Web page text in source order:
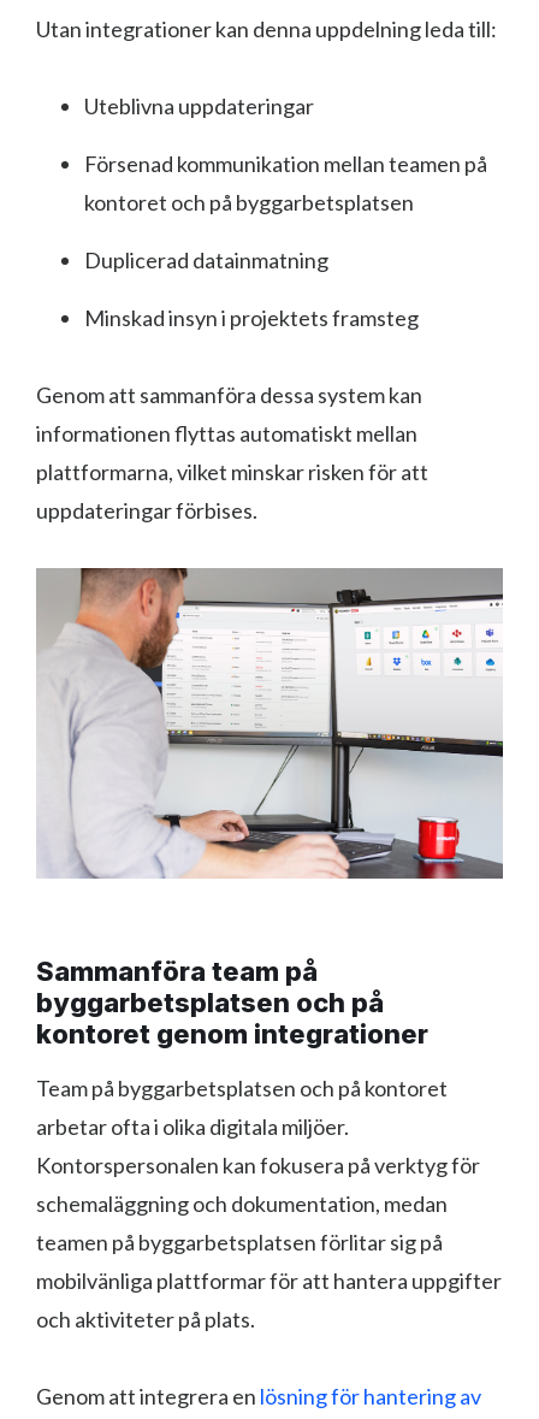
Utan integrationer kan denna uppdelning leda till:
Uteblivna uppdateringar
Försenad kommunikation mellan teamen på
kontoret och på byggarbetsplatsen
Duplicerad datainmatning
Minskad insyn i projektets framsteg
Genom att sammanföra dessa system kan
informationen flyttas automatiskt mellan
plattformarna, vilket minskar risken för att
uppdateringar förbises.
Sammanföra team på
byggarbetsplatsen och på
kontoret genom integrationer
Team på byggarbetsplatsen och på kontoret
arbetar ofta i olika digitala miljöer.
Kontorspersonalen kan fokusera på verktyg för
schemaläggning och dokumentation, medan
teamen på byggarbetsplatsen förlitar sig på
mobilvänliga plattformar för att hantera uppgifter
och aktiviteter på plats.
Genom att integrera en lösning för hantering av